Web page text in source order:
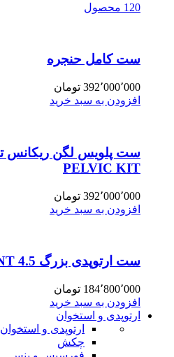
120 محصول
ست کامل حنجره
392٬000٬000 تومان
افزودن به سبد خرید
PELVIC KIT
392٬000٬000 تومان
افزودن به سبد خرید
ست ارتوپدی بزرگ 4.5 LARGE FRAGMENT
184٬800٬000 تومان
افزودن به سبد خرید
ارتوپدی و استخوان
ارتوپدی و استخوان
چکش